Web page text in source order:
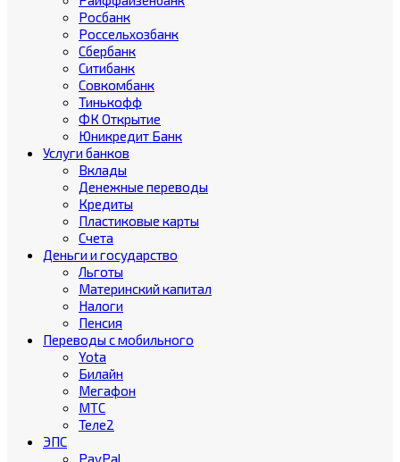
Росбанк
Россельхозбанк
Сбербанк
Ситибанк
Совкомбанк
Тинькофф
ФК Открытие
Юникредит Банк
Услуги банков
Вклады
Денежные переводы
Кредиты
Пластиковые карты
Счета
Деньги и государство
Льготы
Материнский капитал
Налоги
Пенсия
Переводы с мобильного
Yota
Билайн
Мегафон
МТС
Теле2
ЭПС
PayPal